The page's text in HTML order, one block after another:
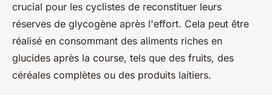
crucial pour les cyclistes de reconstituer leurs
réserves de glycogène après l'effort. Cela peut être
réalisé en consommant des aliments riches en
glucides après la course, tels que des fruits, des
céréales complètes ou des produits laitiers.